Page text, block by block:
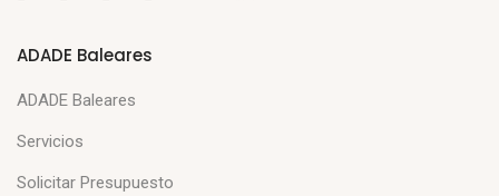
ADADE Baleares
ADADE Baleares
Servicios
Solicitar Presupuesto